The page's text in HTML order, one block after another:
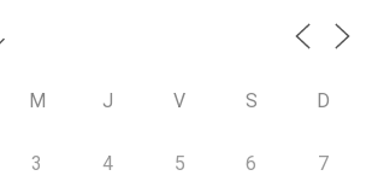
M J V S D
3 4 5 6 7